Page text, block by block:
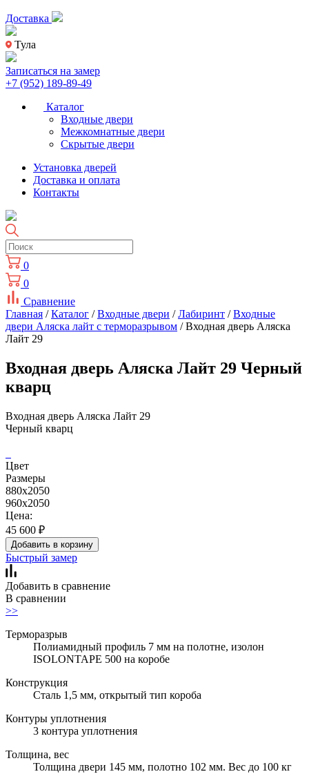
Доставка
Тула
Записаться на замер
+7 (952) 189-89-49
Каталог
Входные двери
Межкомнатные двери
Скрытые двери
Установка дверей
Доставка и оплата
Контакты
0
0
Сравнение
Главная /Каталог /Входные двери /Лабиринт /Входные
двери Аляска лайт с терморазрывом / Входная дверь Аляска
Лайт 29
Входная дверь Аляска Лайт 29 Черный
кварц
Входная дверь Аляска Лайт 29
Черный кварц
Цвет
Размеры
880x2050
960x2050
Цена:
45 600 ₽
Добавить в корзину
Быстрый замер
Добавить в сравнение
В сравнении
>>
Терморазрыв
Полиамидный профиль 7 мм на полотне, изолон
ISOLONTAPE 500 на коробе
Конструкция
Сталь 1,5 мм, открытый тип короба
Контуры уплотнения
3 контура уплотнения
Толщина, вес
Толщина двери 145 мм, полотно 102 мм. Вес до 100 кг